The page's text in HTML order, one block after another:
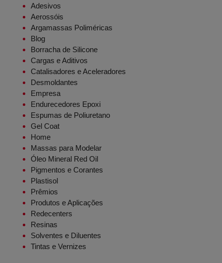
Adesivos
Aerossóis
Argamassas Poliméricas
Blog
Borracha de Silicone
Cargas e Aditivos
Catalisadores e Aceleradores
Desmoldantes
Empresa
Endurecedores Epoxi
Espumas de Poliuretano
Gel Coat
Home
Massas para Modelar
Óleo Mineral Red Oil
Pigmentos e Corantes
Plastisol
Prêmios
Produtos e Aplicações
Redecenters
Resinas
Solventes e Diluentes
Tintas e Vernizes